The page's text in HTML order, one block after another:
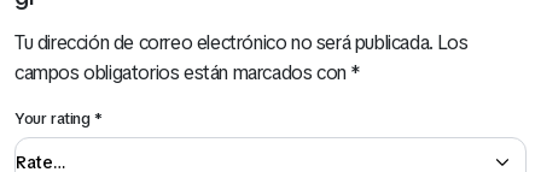
Tu dirección de correo electrónico no será publicada. Los
campos obligatorios están marcados con*
Your rating*